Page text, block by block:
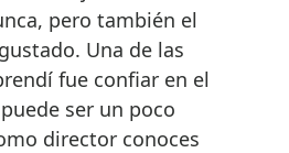
pero también el
Una de las
fue confiar en el
ser un poco
director conoces